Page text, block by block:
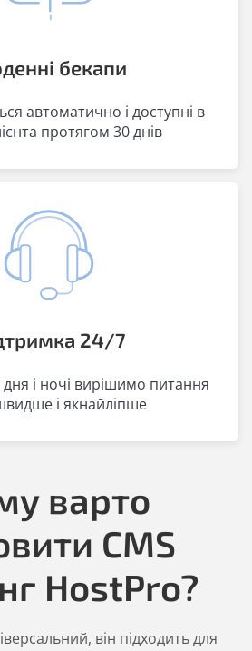
бекапи
автоматично і доступні в
протягом 30 днів
24/7
і ночі вирішимо питання
і якнайліпше
варто
CMS
HostPro?
він підходить для